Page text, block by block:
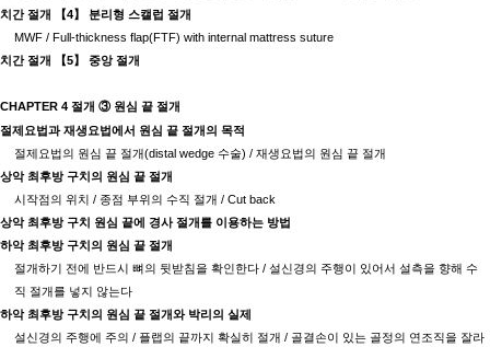
치간 절개
【4】
분리형 스캘럽 절개
MWF / Full-thickness flap(FTF) with internal mattress suture
치간 절개
【5】 중앙 절개
CHAPTER 4 절개 ③ 원심 끝 절개
절제요법과 재생요법에서 원심 끝 절개의 목적
절제요법의 원심 끝 절개(distal wedge 수술) / 재생요법의 원심 끝 절개
상악 최후방 구치의 원심 끝 절개
시작점의 위치
/ 종점 부위의 수직 절개 / Cut back
상악 최후방 구치 원심 끝에 경사 절개를 이용하는 방법
하악 최후방 구치의 원심 끝 절개
절개하기 전에 반드시 뼈의 뒷받침을 확인한다 / 설신경의 주행이 있어서 설측을 향해 수
직 절개를 넣지 않는다
하악 최후방 구치의 원심 끝 절개와 박리의 실제
설신경의 주행에 주의 / 플랩의 끝까지 확실히 절개 / 골결손이 있는 골정의 연조직을 잘라